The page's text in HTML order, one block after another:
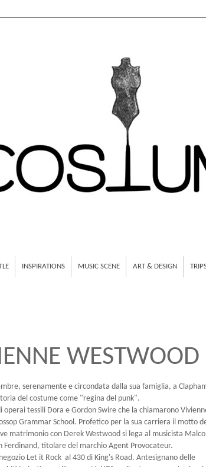
INSPIRATIONS MUSIC SCENE ART & DESIGN
WESTWOOD
serenamente e circondata dalla sua famiglia, a
del costume come "regina del punk".
operai tessili Dora e Gordon Swire che la chiamarono
Grammar School. Profetico per la sua carriera il motto
matrimonio con Derek Westwood si lega al musicista
Ferdinand, titolare del marchio Agent Provocateur.
Let it Rock al 430 di King's Road. Antesignano delle